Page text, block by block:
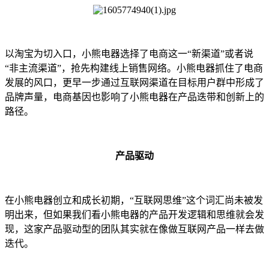
以淘宝为切入口，小熊电器选择了电商这一“新渠道”或者说
“非主流渠道”，抢先构建线上销售网络。小熊电器抓住了电商
发展的风口，更早一步通过互联网渠道在目标用户群中形成了
品牌声量，电商基因也影响了小熊电器在产品迭带和创新上的
路径。
产品驱动
在小熊电器创立和成长初期，“互联网思维”这个词汇尚未被发
明出来，但如果我们看小熊电器的产品开发逻辑和思维就会发
现，这家产品驱动型的团队其实就在像做互联网产品一样去做
迭代。